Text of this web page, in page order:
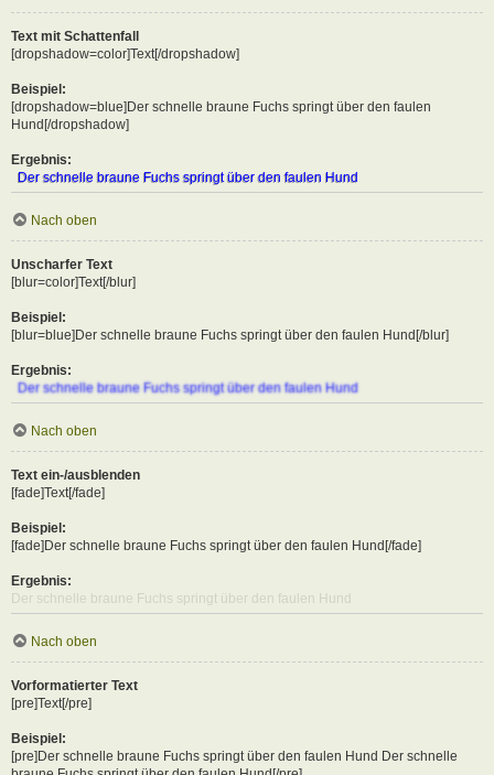
Text mit Schattenfall
[dropshadow=color]Text[/dropshadow]
Beispiel:
[dropshadow=blue]Der schnelle braune Fuchs springt über den faulen
Hund[/dropshadow]
Ergebnis:
Der schnelle braune Fuchs springt über den faulen Hund
Nach oben
Unscharfer Text
[blur=color]Text[/blur]
Beispiel:
[blur=blue]Der schnelle braune Fuchs springt über den faulen Hund[/blur]
Ergebnis:
Der schnelle braune Fuchs springt über den faulen Hund
Nach oben
Text ein-/ausblenden
[fade]Text[/fade]
Beispiel:
[fade]Der schnelle braune Fuchs springt über den faulen Hund[/fade]
Ergebnis:
Der schnelle braune Fuchs springt über den faulen Hund
Nach oben
Vorformatierter Text
[pre]Text[/pre]
Beispiel:
[pre]Der schnelle braune Fuchs springt über den faulen Hund Der schnelle